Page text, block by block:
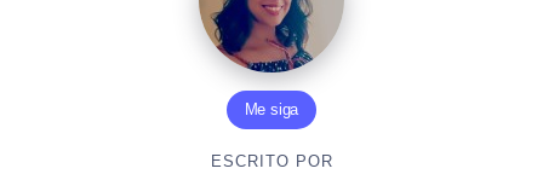
Me siga
ESCRITO POR